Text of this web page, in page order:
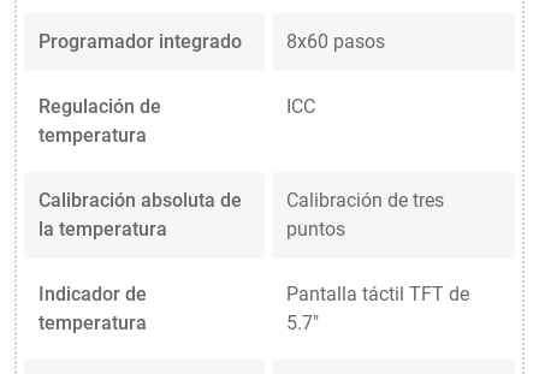
Programador integrado 8x60 pasos
Regulación de
temperatura
ICC
Calibración absoluta de
la temperatura
Calibración de tres
puntos
Indicador de
temperatura
Pantalla táctil TFT de
5.7"